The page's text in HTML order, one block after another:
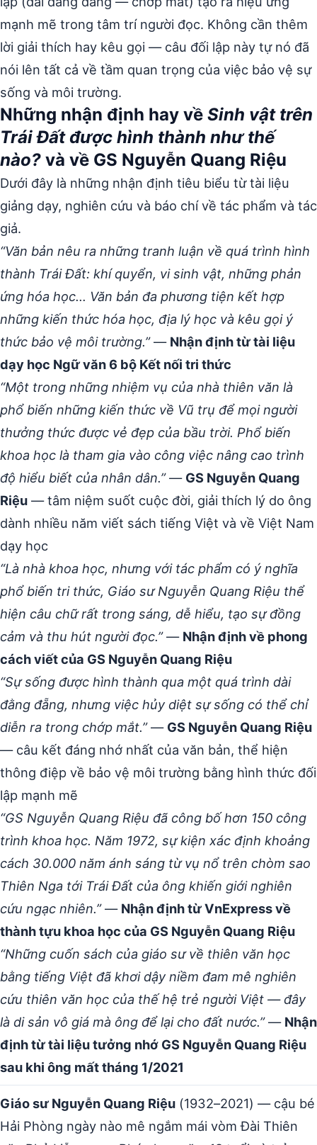
mạnh mẽ trong tâm trí người đọc. Không cần thêm
lời giải thích hay kêu gọi — câu đối lập này tự nó đã
nói lên tất cả về tầm quan trọng của việc bảo vệ sự
sống và môi trường.
Những nhận định hay về Sinh vật trên
Trái Đất được hình thành như thế
nào? và về GS Nguyễn Quang Riệu
Dưới đây là những nhận định tiêu biểu từ tài liệu
giảng dạy, nghiên cứu và báo chí về tác phẩm và tác
giả.
“Văn bản nêu ra những tranh luận về quá trình hình
thành Trái Đất: khí quyển, vi sinh vật, những phản
ứng hóa học… Văn bản đa phương tiện kết hợp
những kiến thức hóa học, địa lý học và kêu gọi ý
thức bảo vệ môi trường.”— Nhận định từ tài liệu
dạy học Ngữ văn 6 bộ Kết nối tri thức
“Một trong những nhiệm vụ của nhà thiên văn là
phổ biến những kiến thức về Vũ trụ để mọi người
thưởng thức được vẻ đẹp của bầu trời. Phổ biến
khoa học là tham gia vào công việc nâng cao trình
độ hiểu biết của nhân dân.”— GS Nguyễn Quang
Riệu — tâm niệm suốt cuộc đời, giải thích lý do ông
dành nhiều năm viết sách tiếng Việt và về Việt Nam
dạy học
“Là nhà khoa học, nhưng với tác phẩm có ý nghĩa
phổ biến tri thức, Giáo sư Nguyễn Quang Riệu thể
hiện câu chữ rất trong sáng, dễ hiểu, tạo sự đồng
cảm và thu hút người đọc.”— Nhận định về phong
cách viết của GS Nguyễn Quang Riệu
“Sự sống được hình thành qua một quá trình dài
đằng đẵng, nhưng việc hủy diệt sự sống có thể chỉ
diễn ra trong chớp mắt.”— GS Nguyễn Quang Riệu
— câu kết đáng nhớ nhất của văn bản, thể hiện
thông điệp về bảo vệ môi trường bằng hình thức đối
lập mạnh mẽ
“GS Nguyễn Quang Riệu đã công bố hơn 150 công
trình khoa học. Năm 1972, sự kiện xác định khoảng
cách 30.000 năm ánh sáng từ vụ nổ trên chòm sao
Thiên Nga tới Trái Đất của ông khiến giới nghiên
cứu ngạc nhiên.”— Nhận định từ VnExpress về
thành tựu khoa học của GS Nguyễn Quang Riệu
“Những cuốn sách của giáo sư về thiên văn học
bằng tiếng Việt đã khơi dậy niềm đam mê nghiên
cứu thiên văn học của thế hệ trẻ người Việt — đây
là di sản vô giá mà ông để lại cho đất nước.”— Nhận
định từ tài liệu tưởng nhớ GS Nguyễn Quang Riệu
sau khi ông mất tháng 1/2021
Giáo sư Nguyễn Quang Riệu (1932–2021) — cậu bé
Hải Phòng ngày nào mê ngắm mái vòm Đài Thiên